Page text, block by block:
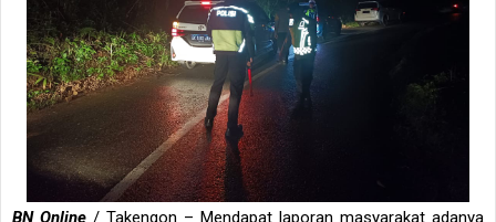
BN Online / Takengon – Mendapat laporan masyarakat adanya